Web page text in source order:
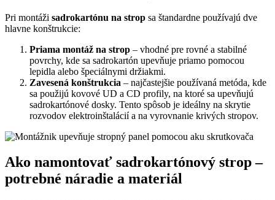
Pri montáži sadrokartónu na strop sa štandardne používajú dve
hlavne konštrukcie:
Priama montáž na strop – vhodné pre rovné a stabilné
povrchy, kde sa sadrokartón upevňuje priamo pomocou
lepidla alebo špeciálnymi držiakmi.
Zavesená konštrukcia – najčastejšie používaná metóda, kde
sa použijú kovové UD a CD profily, na ktoré sa upevňujú
sadrokartónové dosky. Tento spôsob je ideálny na skrytie
rozvodov elektroinštalácií a na vyrovnanie krivých stropov.
Ako namontovať sadrokartónový strop –
potrebné náradie a materiál